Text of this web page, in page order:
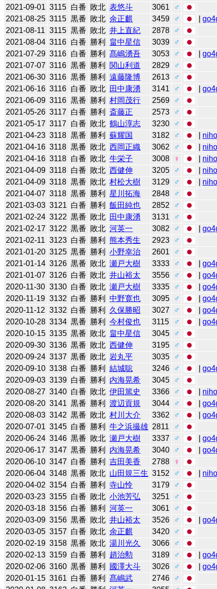
2021-09-01 3115 白番 敗北 表悠斗 3061
♂
2021-08-25 3115 黒番 敗北 余正麒 3459 ♂ |
2021-08-11 3115 黒番 敗北 井上直紀 2878
♂
2021-08-04 3116 白番 勝利 畠中星信 3039
♂
2021-07-29 3116 白番 勝利 髙嶋湧吾 3053 ♂ |
2021-07-07 3116 黒番 勝利 関山利道 2829
♂
2021-06-30 3116 黒番 勝利 遠藤隆博 2613
♂
2021-06-16 3116 白番 敗北 田中康湧 3141 ♂ |
2021-06-09 3116 黒番 勝利 村岡茂行 2569
♂
2021-05-26 3117 白番 勝利 斎藤正 2573
♂
2021-05-17 3117 白番 敗北 鶴山淳志 3230
♂
2021-04-23 3118 黒番 勝利 蘇耀国 3182 ♂
2021-04-16 3118 黒番 敗北 西岡正織 3062 ♂
2021-04-16 3118 白番 敗北 牛栄子 3008 ♀
2021-04-09 3118 白番 敗北 西健伸 3205 ♂
2021-04-09 3118 黒番 敗北 村松大樹 3129 ♂
2021-04-07 3118 黒番 勝利 星川拓海 2848
♂
2021-03-03 3121 白番 勝利 飯田純也 2852
♂
2021-02-24 3122 黒番 敗北 田中康湧 3131
♂
2021-02-17 3122 黒番 敗北 河英一 3082 ♂ |
2021-02-11 3123 白番 勝利 熊本秀生 2923
♂
2021-01-20 3125 黒番 勝利 小野幸治 2601
♂
2021-01-14 3126 黒番 敗北 瀬戸大樹 3333 ♂ |
2021-01-07 3126 白番 敗北 井山裕太 3556 ♂ |
2020-11-30 3130 白番 敗北 瀬戸大樹 3335 ♂ |
2020-11-19 3132 白番 勝利 中野寛也 3095 ♂ |
2020-11-12 3132 白番 勝利 久保勝昭 3027 ♂ |
2020-10-28 3134 黒番 勝利 今村俊也 3115 ♂ |
2020-10-15 3135 黒番 敗北 畠中星信 3045
♂
2020-09-30 3136 黒番 敗北 西健伸 3195
♂
2020-09-24 3137 黒番 敗北 岩丸平 3035
♂
2020-09-10 3138 白番 勝利 結城聡 3246 ♂ |
2020-09-03 3139 白番 勝利 内海晃希 3045
♂
2020-08-27 3140 白番 敗北 伊田篤史 3366 ♂
2020-08-20 3141 黒番 勝利 渡辺貢規 3044 ♂ |
2020-08-03 3142 黒番 敗北 村川大介 3362 ♂ |
2020-07-01 3145 白番 勝利 牛之浜撮雄 2811
♂
2020-06-24 3146 黒番 敗北 瀬戸大樹 3337 ♂ |
2020-06-17 3147 黒番 勝利 内海晃希 3040 ♂ |
2020-06-10 3147 白番 勝利 吉田美香 2788
♀
2020-06-04 3148 黒番 敗北 山田規三生 3152 ♂
2020-04-02 3154 白番 勝利 寺山怜 3179
♂
2020-03-23 3155 白番 敗北 小池芳弘 3251
♂
2020-03-18 3156 白番 勝利 河英一 3061
♂
2020-03-09 3156 黒番 敗北 井山裕太 3526 ♂ |
2020-03-05 3157 白番 敗北 余正麒 3420
♂
2020-02-19 3158 黒番 敗北 湯川光久 3066
♂
2020-02-13 3159 白番 勝利 趙治勲 3189 ♂ |
2020-02-06 3160 黒番 勝利 國澤大斗 3026 ♂ |
2020-01-15 3161 白番 勝利 髙嶋武 2746
♂